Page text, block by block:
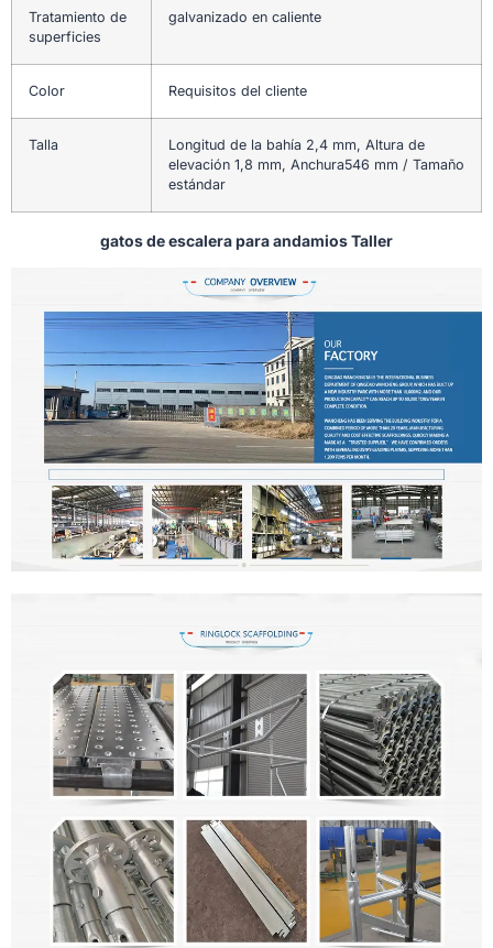
Tratamiento de
superficies
galvanizado en caliente
Color Requisitos del cliente
Talla
Longitud de la bahía 2,4 mm, Altura de
elevación 1,8 mm, Anchura546 mm / Tamaño
estándar
gatos de escalera para andamios Taller